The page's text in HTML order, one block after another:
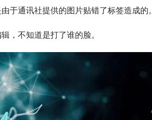
于通讯社提供的图片贴错了标签造成的。
，不知道是打了谁的脸。